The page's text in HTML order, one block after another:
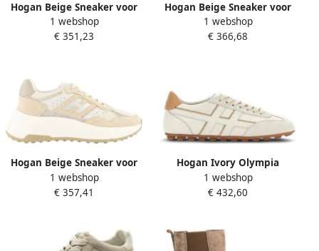
Hogan Beige Sneaker voor
dames
1 webshop
€ 351,23
Hogan Beige Sneaker voor
dames
1 webshop
€ 366,68
Hogan Beige Sneaker voor
dames
1 webshop
€ 357,41
Hogan Ivory Olympia
Dames Sneakers
1 webshop
€ 432,60